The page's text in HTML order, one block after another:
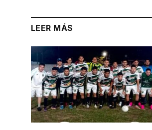
LEER MÁS